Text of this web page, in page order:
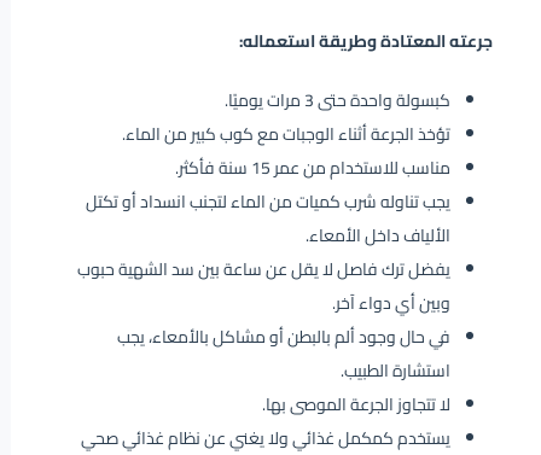
جرعته المعتادة وطريقة استعماله:
كبسولة واحدة حتى 3 مرات يوميًا.
تؤخذ الجرعة أثناء الوجبات مع كوب كبير من الماء.
مناسب للاستخدام من عمر 15 سنة فأكثر.
يجب تناوله شرب كميات من الماء لتجنب انسداد أو تكتل
الألياف داخل الأمعاء.
يفضل ترك فاصل لا يقل عن ساعة بين سد الشهية حبوب
وبين أي دواء آخر.
في حال وجود ألم بالبطن أو مشاكل بالأمعاء، يجب
استشارة الطبيب.
لا تتجاوز الجرعة الموصى بها.
يستخدم كمكمل غذائي ولا يغني عن نظام غذائي صحي